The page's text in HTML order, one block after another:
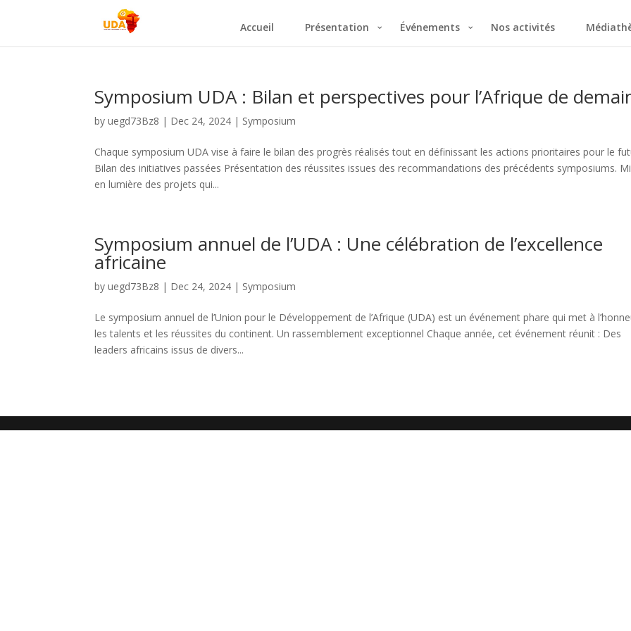
Accueil Présentation Événements Nos activités
Symposium UDA : Bilan et perspectives pour l’Afrique de
byuegd73Bz8 | Dec 24, 2024 | Symposium
Chaque symposium UDA vise à faire le bilan des progrès réalisés tout en définissant les actions prioritaires pour le
Bilan des initiatives passées Présentation des réussites issues des recommandations des précédents symposiums.
en lumière des projets qui...
Symposium annuel de l’UDA : Une célébration de l’excellence
africaine
byuegd73Bz8 | Dec 24, 2024 | Symposium
Le symposium annuel de l’Union pour le Développement de l’Afrique (UDA) est un événement phare qui met à
les talents et les réussites du continent. Un rassemblement exceptionnel Chaque année, cet événement réunit : Des
leaders africains issus de divers...